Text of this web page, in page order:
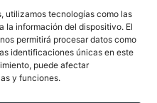
utilizamos tecnologías como las
la información del dispositivo. El
permitirá procesar datos como
identificaciones únicas en este
puede afectar
y funciones.
Tributaria 2026
2026. Ministerio de
Sede/ayuda/
2026.html